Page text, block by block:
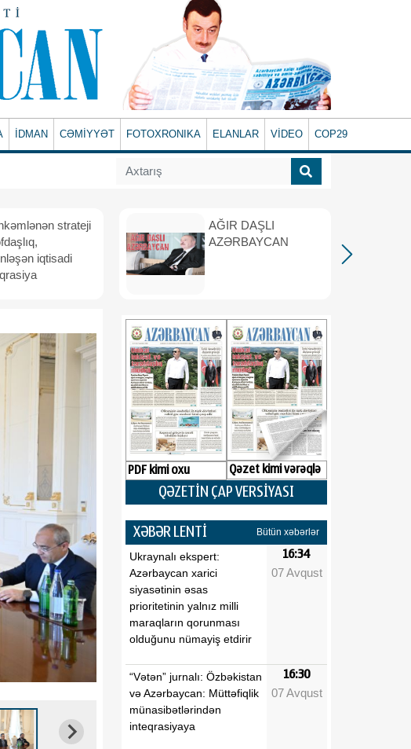
İDMAN CƏMİYYƏT FOTOXRONIKA ELANLAR VİDEO COP29
strateji
iqtisadi
AĞIR DAŞLI
AZƏRBAYCAN
PDF kimi oxu Qəzet kimi vərəqlə
QƏZETİN ÇAP VERSİYASI
XƏBƏR LENTİ Bütün xəbərlər
Ukraynalı ekspert:
Azərbaycan xarici
siyasətinin əsas
prioritetinin yalnız milli
maraqların qorunması
olduğunu nümayiş etdirir
16:34
07 Avqust
“Vətən” jurnalı: Özbəkistan
və Azərbaycan: Müttəfiqlik
münasibətlərindən
inteqrasiyaya
16:30
07 Avqust